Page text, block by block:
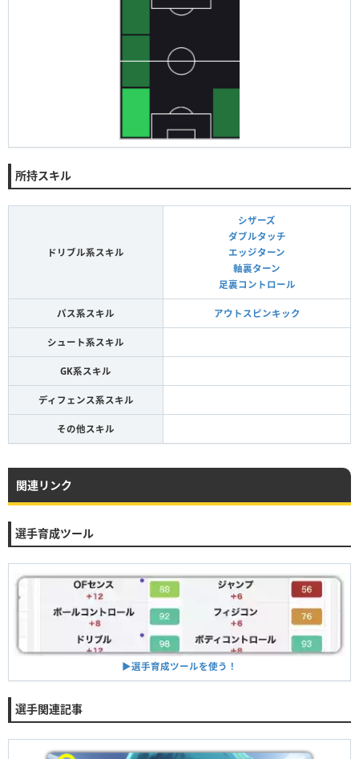
所持スキル
ドリブル系スキル
シザーズ
ダブルタッチ
エッジターン
軸裏ターン
足裏コントロール
パス系スキル アウトスピンキック
シュート系スキル
GK系スキル
ディフェンス系スキル
その他スキル
関連リンク
選手育成ツール
▶︎選手育成ツールを使う！
選手関連記事